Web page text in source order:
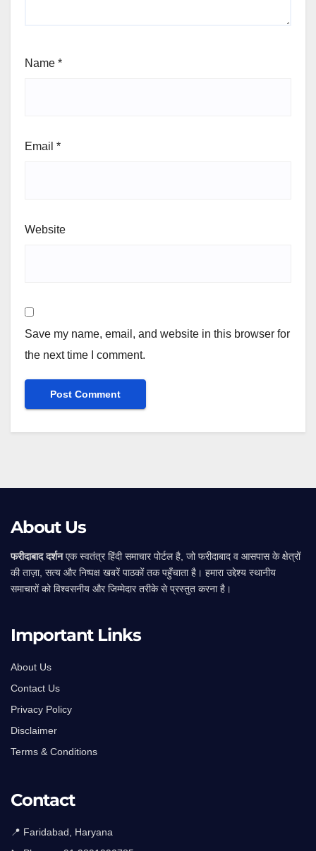
Name *
Email *
Website
Save my name, email, and website in this browser for
the next time I comment.
About Us
फरीदाबाद दर्शनएक स्वतंत्र हिंदी समाचार पोर्टल है, जो फरीदाबाद व आसपास के क्षेत्रों
की ताज़ा, सत्य और निष्पक्ष खबरें पाठकों तक पहुँचाता है। हमारा उद्देश्य स्थानीय
समाचारों को विश्वसनीय और जिम्मेदार तरीके से प्रस्तुत करना है।
Important Links
About Us
Contact Us
Privacy Policy
Disclaimer
Terms & Conditions
Contact
📍 Faridabad, Haryana